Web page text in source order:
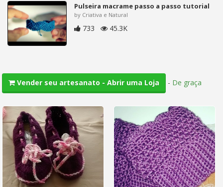
Pulseira macrame passo a passo tutorial
by Criativa e Natural
733 45.3K
Vender seu artesanato - Abrir uma Loja - De graça